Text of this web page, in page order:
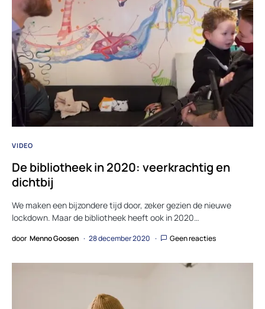
VIDEO
De bibliotheek in 2020: veerkrachtig en
dichtbij
We maken een bijzondere tijd door, zeker gezien de nieuwe
lockdown. Maar de bibliotheek heeft ook in 2020…
door Menno Goosen 28 december 2020 Geen reacties